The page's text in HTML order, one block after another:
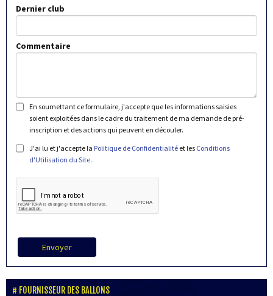
Dernier club
Commentaire
En soumettant ce formulaire, j'accepte que les informations saisies
soient exploitées dans le cadre du traitement de ma demande de pré-
inscription et des actions qui peuvent en découler.
J'ai lu et j'accepte la Politique de Confidentialité et les Conditions
d'Utilisation du Site.
Envoyer
FOURNISSEUR DES BALLONS